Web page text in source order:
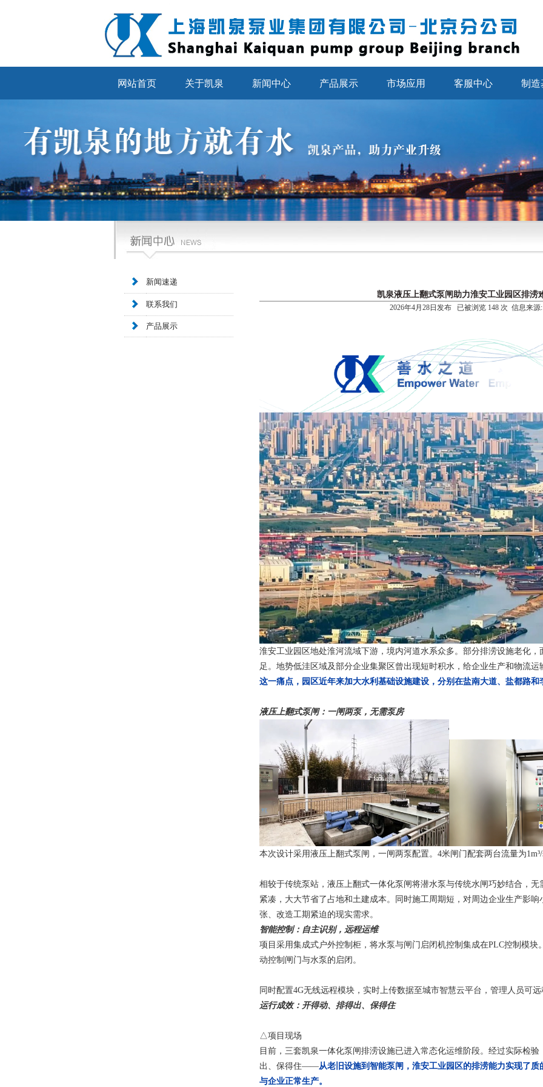
网站首页 关于凯泉 新闻中心 产品展示 市场应用 客服中心 制造
新闻速递
联系我们
产品展示
凯泉液压上翻式泵闸助力淮安工业园区排涝
2026年4月28日发布 已被浏览 148 次 信息来源:
淮安工业园区地处淮河流域下游，境内河道水系众多。部分排涝设施老化
足。地势低洼区域及部分企业集聚区曾出现短时积水，给企业生产和物流运
这一痛点，园区近年来加大水利基础设施建设， 分别在盐南大道、盐都路和
液压上翻式泵闸：一闸两泵，无需泵房
本次设计采用液压上翻式泵闸，一闸两泵配置。4米闸门配套两台流量为
相较于传统泵站，液压上翻式一体化泵闸将潜水泵与传统水闸巧妙结合，
紧凑，大大节省了占地和土建成本。同时施工周期短，对周边企业生产影
张、改造工期紧迫的现实需求。
智能控制：自主识别，远程运维
项目采用集成式户外控制柜，将水泵与闸门启闭机控制集成在PLC控制模块
动控制闸门与水泵的启闭。
同时配置4G无线远程模块，实时上传数据至城市智慧云平台，管理人员可
运行成效：开得动、排得出、保得住
△项目现场
目前，三套凯泉一体化泵闸排涝设施已进入常态化运维阶段。经过实际检
出、保得住——从老旧设施到智能泵闸，淮安工业园区的排涝能力实现了
与企业正常生产。